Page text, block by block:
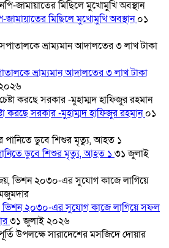
মিছিলে মুখোমুখি অবস্থান০১
ভ্রাম্যমান আদালতের ৩ লাখ টাকা
করছে সরকার -মুহাম্মদ হাফিজুর রহমান০১
ডুবে শিশুর মৃত্যু, আহত ১ ৩১ জুলাই
ভিশন ২০৩০-এর সুযোগ কাজে লাগিয়ে সফল
৩১ জুলাই ২০২৬